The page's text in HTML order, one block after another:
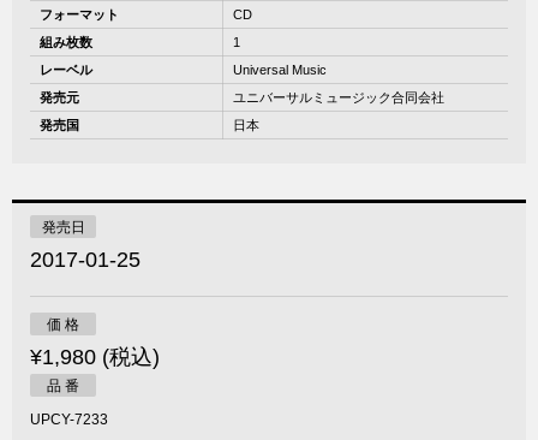
フォーマット
CD
組み枚数
1
レーベル
Universal Music
発売元
ユニバーサルミュージック合同会社
発売国
日本
発売日
2017-01-25
価 格
¥1,980 (税込)
品 番
UPCY-7233